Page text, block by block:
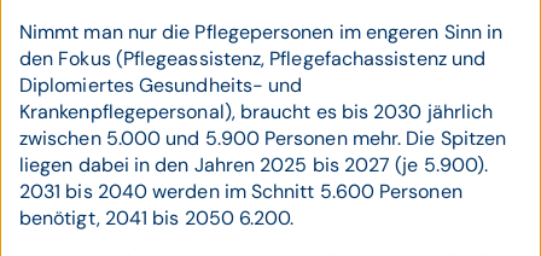
Nimmt man nur die Pflegepersonen im engeren Sinn in
den Fokus (Pflegeassistenz, Pflegefachassistenz und
Diplomiertes Gesundheits- und
Krankenpflegepersonal), braucht es bis 2030 jährlich
zwischen 5.000 und 5.900 Personen mehr. Die Spitzen
liegen dabei in den Jahren 2025 bis 2027 (je 5.900).
2031 bis 2040 werden im Schnitt 5.600 Personen
benötigt, 2041 bis 2050 6.200.